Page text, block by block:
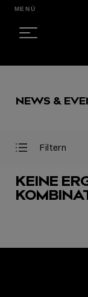
CONTENT
MENÜ
NEWS &
Filter
Filter
Filtern
KEINE